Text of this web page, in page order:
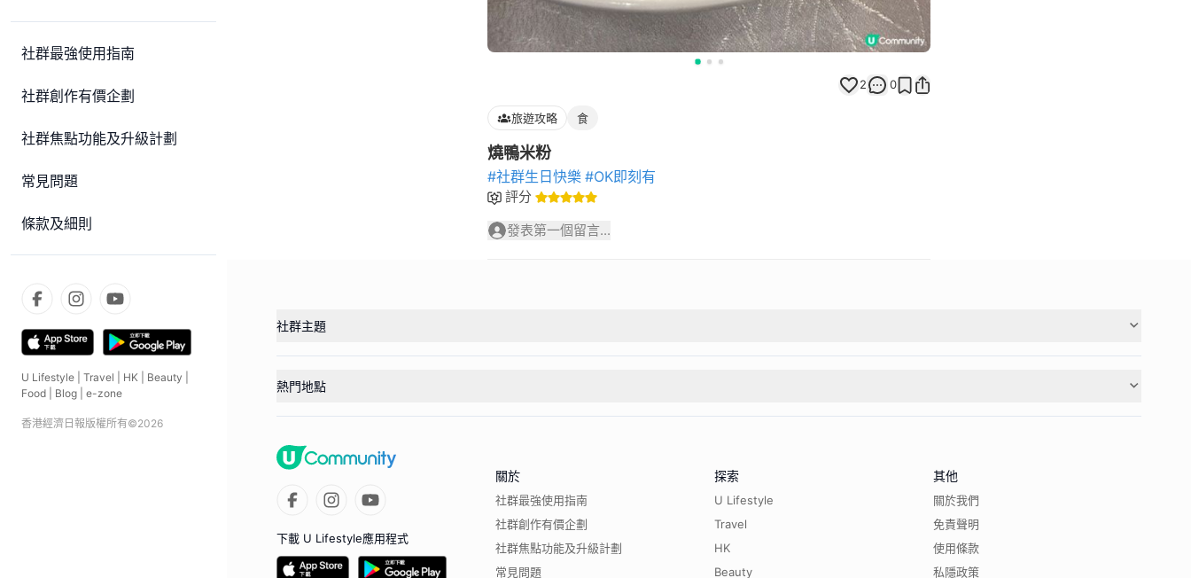
社群最強使用指南
社群創作有價企劃
社群焦點功能及升級計劃
常見問題
條款及細則
U Lifestyle Travel HK Beauty
Food
Blog e-zone
香港經濟日報版權所有©2026
2 0
旅遊攻略 食
燒鴨米粉
#社群生日快樂 #OK即刻有
評分
發表第一個留言...
社群主題
熱門地點
下載 U Lifestyle應用程式
關於
社群最強使用指南
社群創作有價企劃
社群焦點功能及升級計劃
常見問題
探索
U Lifestyle
Travel
HK
Beauty
其他
關於我們
免責聲明
使用條款
私隱政策